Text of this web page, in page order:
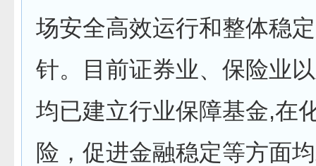
场安全高效运行和整体稳
针。目前证券业、保险业
均已建立行业保障基金,在
险，促进金融稳定等方面